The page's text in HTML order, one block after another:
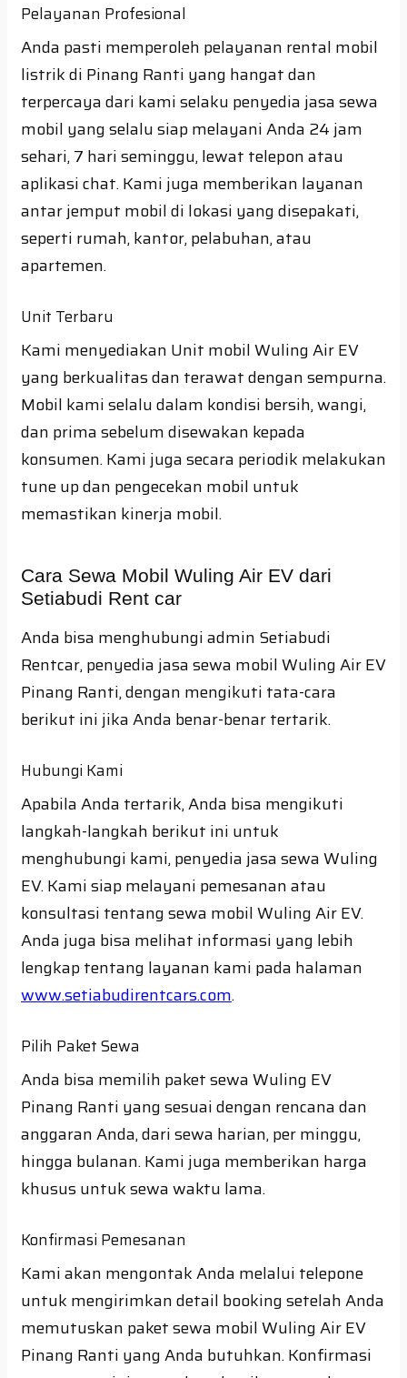
Pelayanan Profesional
Anda pasti memperoleh pelayanan rental mobil
listrik di Pinang Ranti yang hangat dan
terpercaya dari kami selaku penyedia jasa sewa
mobil yang selalu siap melayani Anda 24 jam
sehari, 7 hari seminggu, lewat telepon atau
aplikasi chat. Kami juga memberikan layanan
antar jemput mobil di lokasi yang disepakati,
seperti rumah, kantor, pelabuhan, atau
apartemen.
Unit Terbaru
Kami menyediakan Unit mobil Wuling Air EV
yang berkualitas dan terawat dengan sempurna.
Mobil kami selalu dalam kondisi bersih, wangi,
dan prima sebelum disewakan kepada
konsumen. Kami juga secara periodik melakukan
tune up dan pengecekan mobil untuk
memastikan kinerja mobil.
Cara Sewa Mobil Wuling Air EV dari
Setiabudi Rent car
Anda bisa menghubungi admin Setiabudi
Rentcar, penyedia jasa sewa mobil Wuling Air EV
Pinang Ranti, dengan mengikuti tata-cara
berikut ini jika Anda benar-benar tertarik.
Hubungi Kami
Apabila Anda tertarik, Anda bisa mengikuti
langkah-langkah berikut ini untuk
menghubungi kami, penyedia jasa sewa Wuling
EV. Kami siap melayani pemesanan atau
konsultasi tentang sewa mobil Wuling Air EV.
Anda juga bisa melihat informasi yang lebih
lengkap tentang layanan kami pada halaman
www.setiabudirentcars.com.
Pilih Paket Sewa
Anda bisa memilih paket sewa Wuling EV
Pinang Ranti yang sesuai dengan rencana dan
anggaran Anda, dari sewa harian, per minggu,
hingga bulanan. Kami juga memberikan harga
khusus untuk sewa waktu lama.
Konfirmasi Pemesanan
Kami akan mengontak Anda melalui telepone
untuk mengirimkan detail booking setelah Anda
memutuskan paket sewa mobil Wuling Air EV
Pinang Ranti yang Anda butuhkan. Konfirmasi